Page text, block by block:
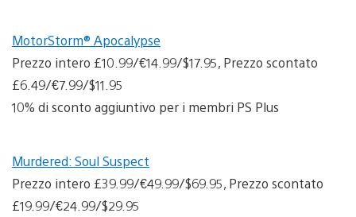
MotorStorm® Apocalypse
Prezzo intero £10.99/€14.99/$17.95, Prezzo scontato
£6.49/€7.99/$11.95
10% di sconto aggiuntivo per i membri PS Plus
Murdered: Soul Suspect
Prezzo intero £39.99/€49.99/$69.95, Prezzo scontato
£19.99/€24.99/$29.95